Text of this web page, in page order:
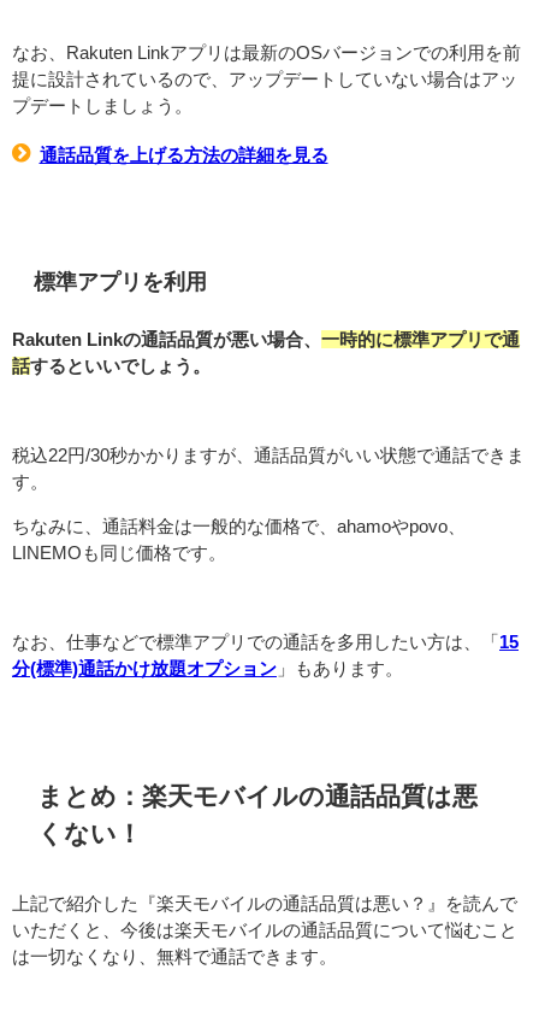
なお、Rakuten Linkアプリは最新のOSバージョンでの利用を前
提に設計されているので、アップデートしていない場合はアッ
プデートしましょう。
通話品質を上げる方法の詳細を見る
標準アプリを利用
Rakuten Linkの通話品質が悪い場合、 一時的に標準アプリで通
話するといいでしょう。
税込22円/30秒かかりますが、通話品質がいい状態で通話できま
す。
ちなみに、通話料金は一般的な価格で、ahamoやpovo、
LINEMOも同じ価格です。
なお、仕事などで標準アプリでの通話を多用したい方は、「 15
分(標準)通話かけ放題オプション 」もあります。
まとめ：楽天モバイルの通話品質は悪
くない！
上記で紹介した『楽天モバイルの通話品質は悪い？』を読んで
いただくと、今後は楽天モバイルの通話品質について悩むこと
は一切なくなり、無料で通話できます。